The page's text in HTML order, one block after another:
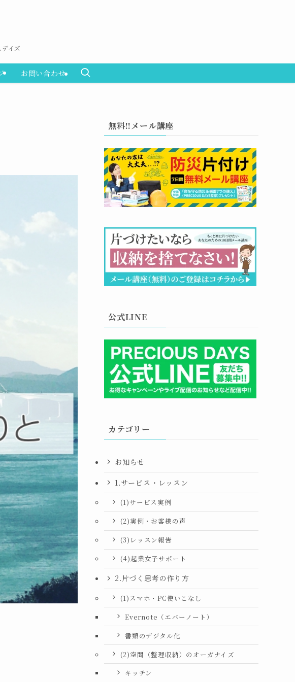
イズ
お問い合わせ
無料!!メール講座
公式LINE
カテゴリー
お知らせ
1.サービス・レッスン
(1)サービス実例
(2)実例・お客様の声
(3)レッスン報告
(4)起業女子サポート
2.片づく思考の作り方
(1)スマホ・PC使いこなし
Evernote（エバーノート）
書類のデジタル化
(2)空間（整理収納）のオーガナイズ
キッチン